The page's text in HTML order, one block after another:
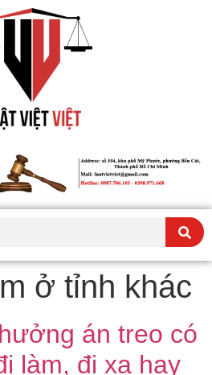
ở tỉnh khác
án treo có
làm, đi xa hay